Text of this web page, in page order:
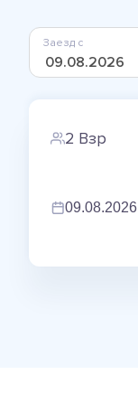
Заезд с
2 Взр
09.08.2026